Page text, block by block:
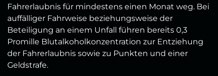
Fahrerlaubnis für mindestens einen Monat weg. Bei
auffälliger Fahrweise beziehungsweise der
Beteiligung an einem Unfall führen bereits 0,3
Promille Blutalkoholkonzentration zur Entziehung
der Fahrerlaubnis sowie zu Punkten und einer
Geldstrafe.